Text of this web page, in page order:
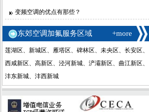
变频空调的优点有那些？
+more
东郊空调加氟服务区域
莲湖区、新城区、雁塔区、碑林区、未央区、长安区、
西咸新区、高新区、泾河新城、浐灞新区、曲江新区、
沣东新城、沣西新城